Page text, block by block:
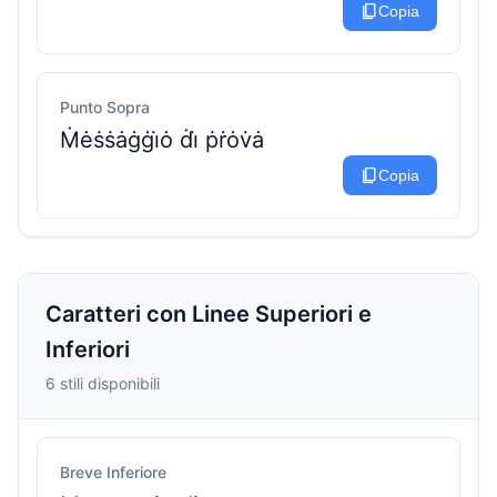
content_copyCopia
Punto Sopra
Ṁėṡṡȧġġi̇ȯ ḋi̇ ṗṙȯv̇ȧ
content_copyCopia
Caratteri con Linee Superiori e
Inferiori
6 stili disponibili
Breve Inferiore